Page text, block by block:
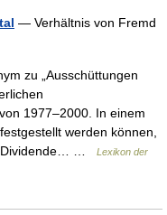
— Verhältnis von Fremd
zu „Ausschüttungen
1977–2000. In einem
werden können,
Dividende… …
Lexikon der